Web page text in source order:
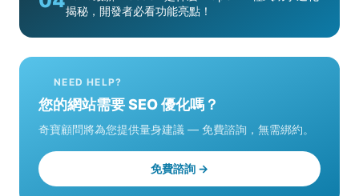
揭秘，開發者必看功能亮點！
NEED HELP?
您的網站需要 SEO 優化嗎？
奇寶顧問將為您提供量身建議 — 免費諮詢，無需綁約。
免費諮詢 →